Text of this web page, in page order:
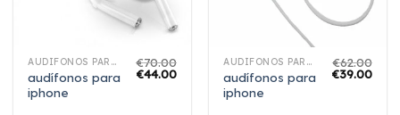
AUDÍFONOS PARA IPHONE
audífonos para
iphone
€70.00
€44.00
AUDÍFONOS PARA IPHONE
audífonos para
iphone
€62.00
€39.00